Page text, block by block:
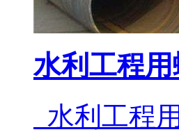
水利工程
水利工程